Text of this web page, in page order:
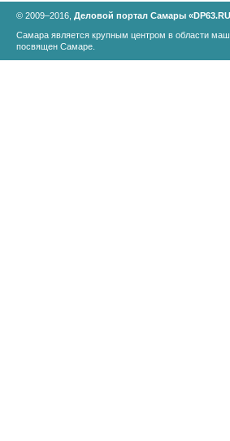
© 2009–2016, Деловой портал Самары
Самара является крупным центром в области
посвящен Самаре.